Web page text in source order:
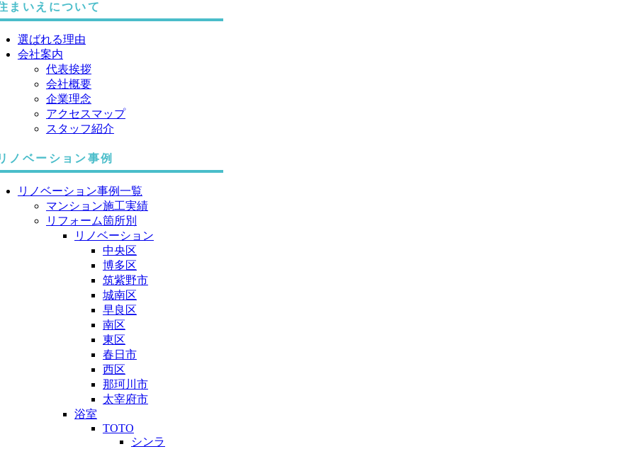
まいえについて
選ばれる理由
会社案内
代表挨拶
会社概要
企業理念
アクセスマップ
スタッフ紹介
ノベーション事例
リノベーション事例一覧
マンション施工実績
リフォーム箇所別
リノベーション
中央区
博多区
筑紫野市
城南区
早良区
南区
東区
春日市
西区
那珂川市
太宰府市
浴室
TOTO
シンラ